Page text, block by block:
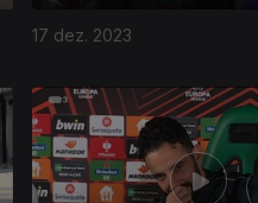
17 dez. 2023